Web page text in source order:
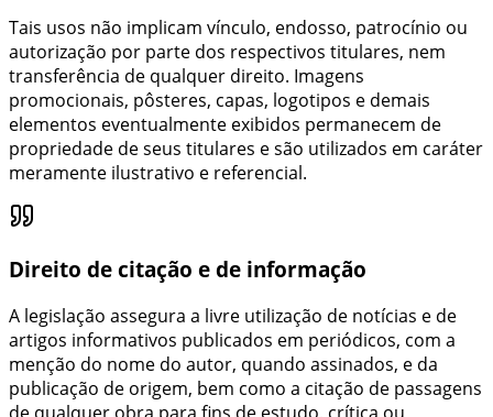
Tais usos não implicam vínculo, endosso, patrocínio ou
autorização por parte dos respectivos titulares, nem
transferência de qualquer direito. Imagens
promocionais, pôsteres, capas, logotipos e demais
elementos eventualmente exibidos permanecem de
propriedade de seus titulares e são utilizados em caráter
meramente ilustrativo e referencial.
Direito de citação e de informação
A legislação assegura a livre utilização de notícias e de
artigos informativos publicados em periódicos, com a
menção do nome do autor, quando assinados, e da
publicação de origem, bem como a citação de passagens
de qualquer obra para fins de estudo, crítica ou